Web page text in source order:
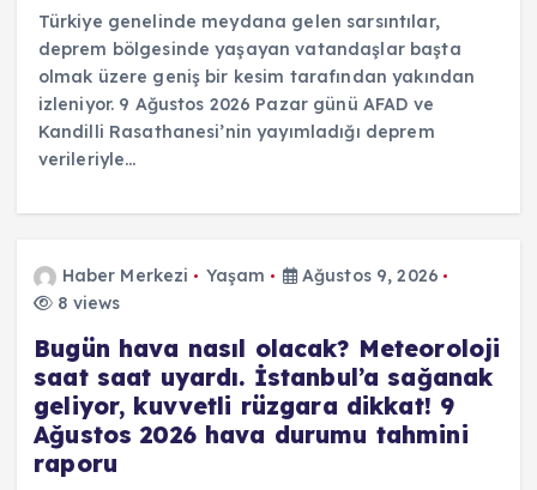
Türkiye genelinde meydana gelen sarsıntılar,
deprem bölgesinde yaşayan vatandaşlar başta
olmak üzere geniş bir kesim tarafından yakından
izleniyor. 9 Ağustos 2026 Pazar günü AFAD ve
Kandilli Rasathanesi’nin yayımladığı deprem
verileriyle…
Haber Merkezi Yaşam
Ağustos 9, 2026
8 views
Bugün hava nasıl olacak? Meteoroloji
saat saat uyardı. İstanbul’a sağanak
geliyor, kuvvetli rüzgara dikkat! 9
Ağustos 2026 hava durumu tahmini
raporu